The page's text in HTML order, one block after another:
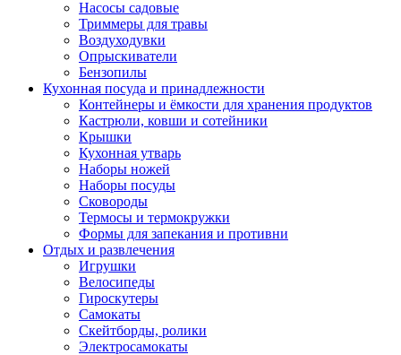
Насосы садовые
Триммеры для травы
Воздуходувки
Опрыскиватели
Бензопилы
Кухонная посуда и принадлежности
Контейнеры и ёмкости для хранения продуктов
Кастрюли, ковши и сотейники
Крышки
Кухонная утварь
Наборы ножей
Наборы посуды
Сковороды
Термосы и термокружки
Формы для запекания и противни
Отдых и развлечения
Игрушки
Велосипеды
Гироскутеры
Самокаты
Скейтборды, ролики
Электросамокаты